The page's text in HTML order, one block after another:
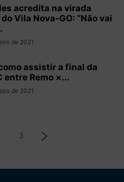
acredita na virada
Vila Nova-GO: “Não vai
de 2021
assistir a final da
entre Remo ×...
de 2021
3